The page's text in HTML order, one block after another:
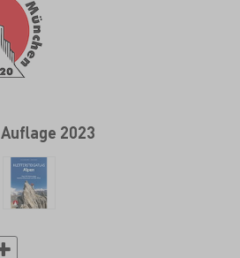
Auflage 2023